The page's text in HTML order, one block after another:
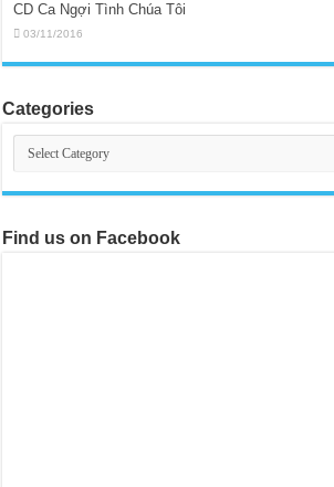
CD Ca Ngợi Tình Chúa Tôi
03/11/2016
Categories
Categories
Find us on Facebook